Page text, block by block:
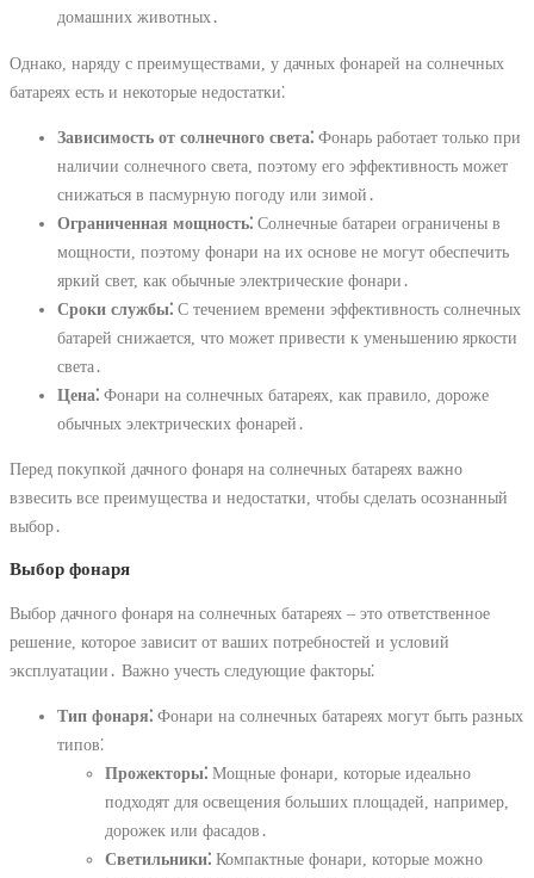
домашних животных․
Однако, наряду с преимуществами, у дачных фонарей на солнечных
батареях есть и некоторые недостатки⁚
Зависимость от солнечного света⁚ Фонарь работает только при
наличии солнечного света, поэтому его эффективность может
снижаться в пасмурную погоду или зимой․
Ограниченная мощность⁚ Солнечные батареи ограничены в
мощности, поэтому фонари на их основе не могут обеспечить
яркий свет, как обычные электрические фонари․
Сроки службы⁚ С течением времени эффективность солнечных
батарей снижается, что может привести к уменьшению яркости
света․
Цена⁚ Фонари на солнечных батареях, как правило, дороже
обычных электрических фонарей․
Перед покупкой дачного фонаря на солнечных батареях важно
взвесить все преимущества и недостатки, чтобы сделать осознанный
выбор․
Выбор фонаря
Выбор дачного фонаря на солнечных батареях – это ответственное
решение, которое зависит от ваших потребностей и условий
эксплуатации․ Важно учесть следующие факторы⁚
Тип фонаря⁚ Фонари на солнечных батареях могут быть разных
типов⁚
Прожекторы⁚ Мощные фонари, которые идеально
подходят для освещения больших площадей, например,
дорожек или фасадов․
Светильники⁚ Компактные фонари, которые можно